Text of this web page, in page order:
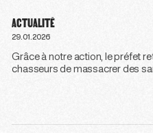
ACTUALITÉ
29.01.2026
Grâce à notre action, le préfet
chasseurs de massacrer des